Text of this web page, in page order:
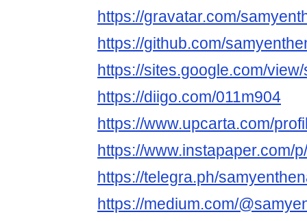
https://gravatar.com/
https://github.com/
https://sites.google.com/
https://diigo.com/011m904
https://www.upcarta.com/
https://www.instapaper.com/
https://telegra.ph/
https://medium.com/